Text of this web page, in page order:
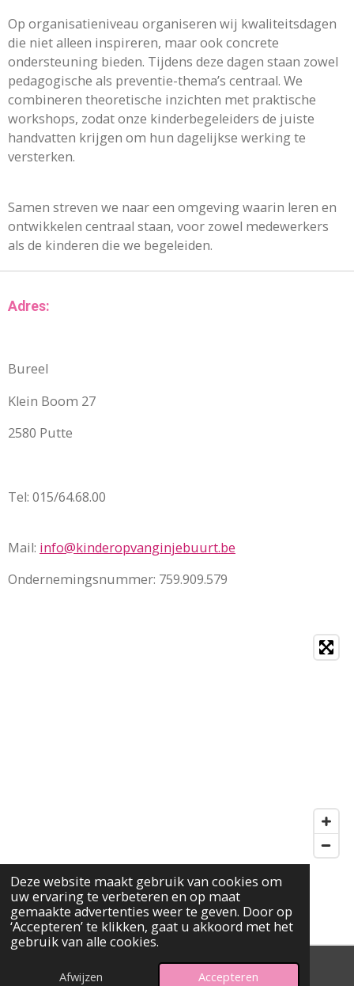
Deze website maakt gebruik van cookies om
uw ervaring te verbeteren en op maat
gemaakte advertenties weer te geven. Door op
‘Accepteren’ te klikken, gaat u akkoord met het
gebruik van alle cookies.
Afwijzen Accepteren
Op organisatieniveau organiseren wij kwaliteitsdagen
die niet alleen inspireren, maar ook concrete
ondersteuning bieden. Tijdens deze dagen staan zowel
pedagogische als preventie-thema’s centraal. We
combineren theoretische inzichten met praktische
workshops, zodat onze kinderbegeleiders de juiste
handvatten krijgen om hun dagelijkse werking te
versterken.
Samen streven we naar een omgeving waarin leren en
ontwikkelen centraal staan, voor zowel medewerkers
als de kinderen die we begeleiden.
Adres:
Bureel
Klein Boom 27
2580 Putte
Tel: 015/64.68.00
Mail: info@kinderopvanginjebuurt.be
Ondernemingsnummer: 759.909.579
F
A
C
© 2026 Kinderopvang in je buurt - WebsiteCreaNans